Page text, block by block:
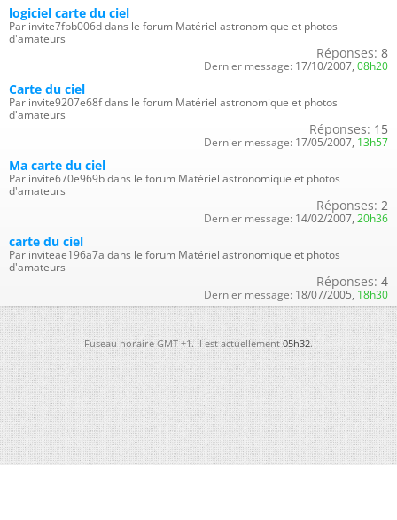
logiciel carte du ciel
Par invite7fbb006d dans le forum Matériel astronomique et photos
d'amateurs
Réponses: 8
Dernier message: 17/10/2007, 08h20
Carte du ciel
Par invite9207e68f dans le forum Matériel astronomique et photos
d'amateurs
Réponses: 15
Dernier message: 17/05/2007, 13h57
Ma carte du ciel
Par invite670e969b dans le forum Matériel astronomique et photos
d'amateurs
Réponses: 2
Dernier message: 14/02/2007, 20h36
carte du ciel
Par inviteae196a7a dans le forum Matériel astronomique et photos
d'amateurs
Réponses: 4
Dernier message: 18/07/2005, 18h30
Fuseau horaire GMT +1. Il est actuellement05h32.